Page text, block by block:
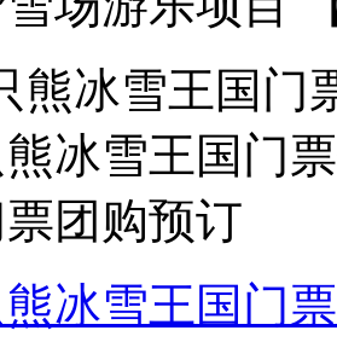
熊冰雪王国门